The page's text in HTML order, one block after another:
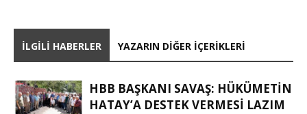
İLGILI HABERLER YAZARIN DIĞER İÇERIKLERI
HBB BAŞKANI SAVAŞ: HÜKÜMETİN
HATAY’A DESTEK VERMESİ LAZIM